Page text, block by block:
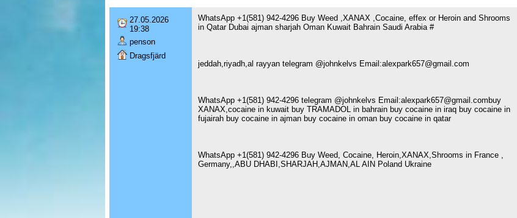
27.05.2026
19:38
penson
Dragsfjärd
WhatsApp +1(581) 942-4296 Buy Weed ,XANAX ,Cocaine, effex or Heroin and Shrooms
in Qatar Dubai ajman sharjah Oman Kuwait Bahrain Saudi Arabia #
jeddah,riyadh,al rayyan telegram @johnkelvs Email:alexpark657@gmail.com
WhatsApp +1(581) 942-4296 telegram @johnkelvs Email:alexpark657@gmail.combuy
XANAX,cocaine in kuwait buy TRAMADOL in bahrain buy cocaine in iraq buy cocaine in
fujairah buy cocaine in ajman buy cocaine in oman buy cocaine in qatar
WhatsApp +1(581) 942-4296 Buy Weed, Cocaine, Heroin,XANAX,Shrooms in France ,
Germany,,ABU DHABI,SHARJAH,AJMAN,AL AIN Poland Ukraine